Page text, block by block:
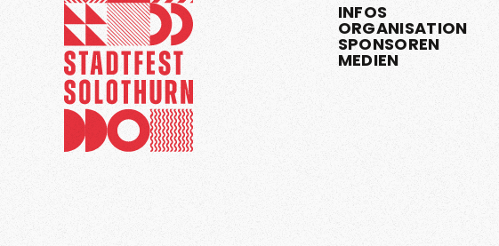
INFOS
ORGANISATION
SPONSOREN
MEDIEN